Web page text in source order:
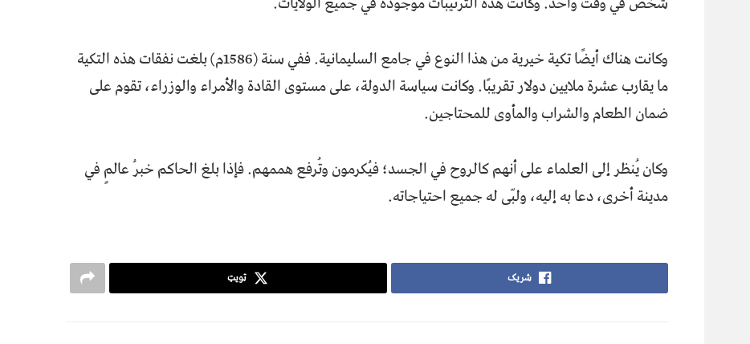
وكانت هناك أيضًا تكية خيرية من هذا النوع في جامع السليمانية. ففي سنة (1586م) بلغت نفقات هذه التكية
ما يقارب عشرة ملايين دولار تقريبًا. وكانت سياسة الدولة، على مستوى القادة والأمراء والوزراء، تقوم على
ضمان الطعام والشراب والمأوى للمحتاجين.
وكان يُنظر إلى العلماء على أنهم كالروح في الجسد؛ فيُكرمون وتُرفع هممهم. فإذا بلغ الحاكم خبرُ عالمٍ في
مدينة أخرى، دعا به إليه، ولبّى له جميع احتياجاته.
شریک ټویټ